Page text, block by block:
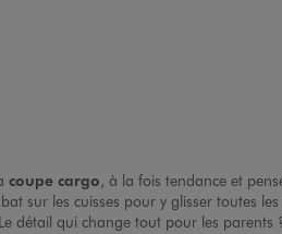
coupe cargo, à la fois tendance et
sur les cuisses pour y glisser toutes
détail qui change tout pour les parents